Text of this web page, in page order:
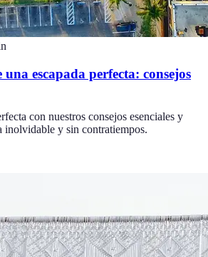
escapada perfecta: consejos
con nuestros consejos esenciales y
inolvidable y sin contratiempos.